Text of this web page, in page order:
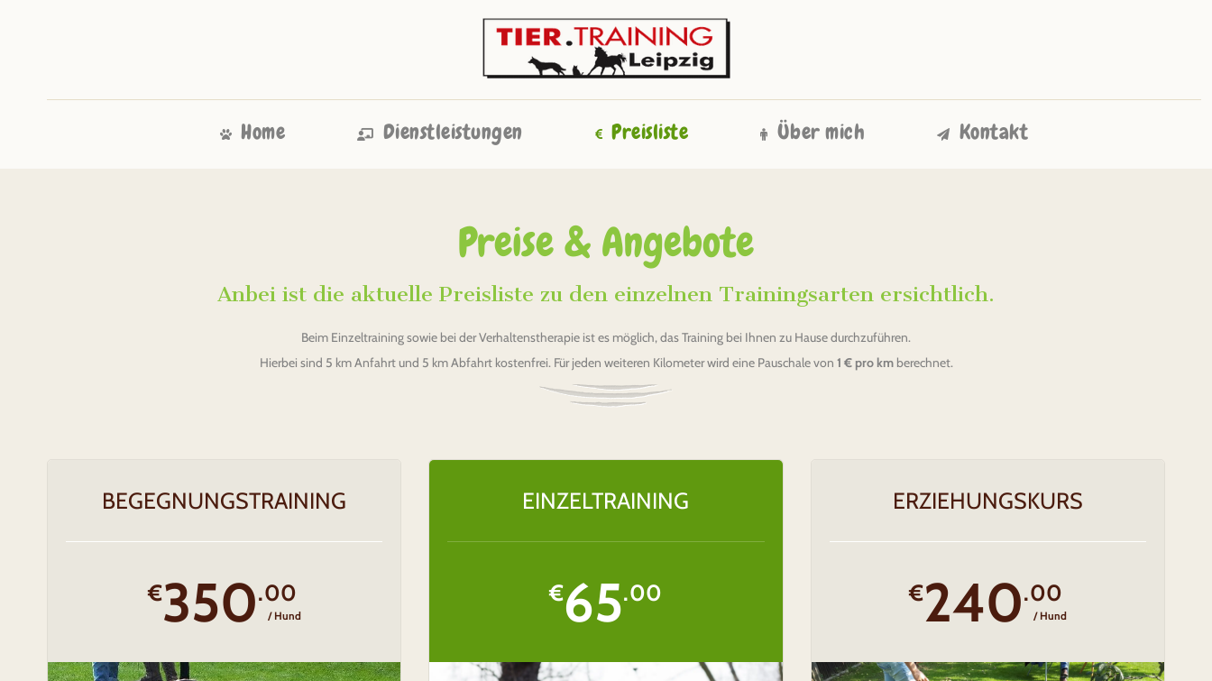
Home Dienstleistungen Preisliste Über mich Kontakt
Preise & Angebote
Anbei ist die aktuelle Preisliste zu den einzelnen Trainingsarten ersichtlich.
Beim Einzeltraining sowie bei der Verhaltenstherapie ist es möglich, das Training bei Ihnen zu Hause durchzuführen.
Hierbei sind 5 km Anfahrt und 5 km Abfahrt kostenfrei. Für jeden weiteren Kilometer wird eine Pauschale von 1 € pro kmberechnet.
BEGEGNUNGSTRAINING
€350.00
/ Hund
EINZELTRAINING
€65.00
ERZIEHUNGSKURS
€240.00
/ Hund